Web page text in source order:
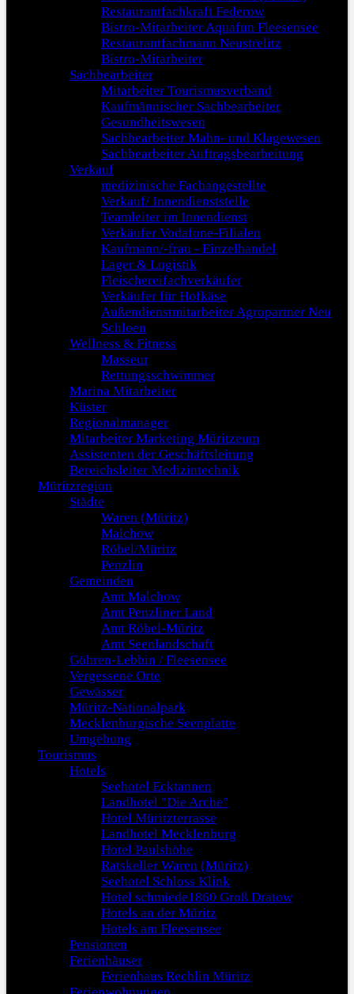
Restaurantfachkraft Federow
Bistro-Mitarbeiter Aquafun Fleesensee
Restaurantfachmann Neustrelitz
Bistro-Mitarbeiter
Sachbearbeiter
Mitarbeiter Tourismusverband
Kaufmännischer Sachbearbeiter
Gesundheitswesen
Sachbearbeiter Mahn- und Klagewesen
Sachbearbeiter Auftragsbearbeitung
Verkauf
medizinische Fachangestellte
Verkauf/ Innendienststelle
Teamleiter im Innendienst
Verkäufer Vodafone-Filialen
Kaufmann/-frau - Einzelhandel
Lager & Logistik
Fleischereifachverkäufer
Verkäufer für Hofkäse
Außendienstmitarbeiter Agropartner Neu
Schloen
Wellness & Fitness
Masseur
Rettungsschwimmer
Marina Mitarbeiter
Küster
Regionalmanager
Mitarbeiter Marketing Müritzeum
Assistenten der Geschäftsleitung
Bereichsleiter Medizintechnik
Müritzregion
Städte
Waren (Müritz)
Malchow
Röbel/Müritz
Penzlin
Gemeinden
Amt Malchow
Amt Penzliner Land
Amt Röbel-Müritz
Amt Seenlandschaft
Göhren-Lebbin / Fleesensee
Vergessene Orte
Gewässer
Müritz-Nationalpark
Mecklenburgische Seenplatte
Umgebung
Tourismus
Hotels
Seehotel Ecktannen
Landhotel "Die Arche"
Hotel Müritzterrasse
Landhotel Mecklenburg
Hotel Paulshöhe
Ratskeller Waren (Müritz)
Seehotel Schloss Klink
Hotel schmiede1860 Groß Dratow
Hotels an der Müritz
Hotels am Fleesensee
Pensionen
Ferienhäuser
Ferienhaus Rechlin Müritz